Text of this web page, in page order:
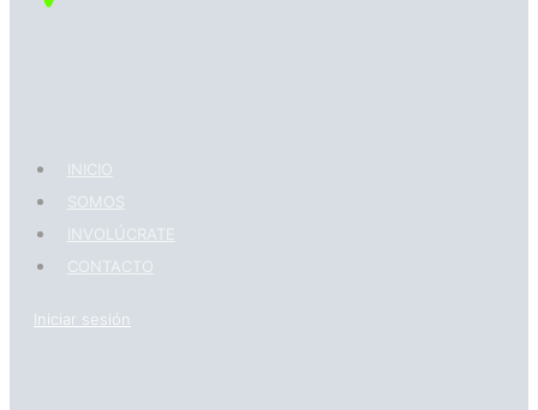
INICIO
SOMOS
INVOLÚCRATE
CONTACTO
Iniciar sesión